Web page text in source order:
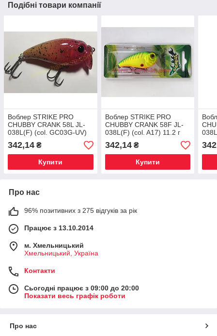
Подібні товари компанії
Воблер STRIKE PRO
CHUBBY CRANK 58L JL-
038L(F) (col. GC03G-UV)
11.2 г
342,14 ₴
Купити
Воблер STRIKE PRO
CHUBBY CRANK 58F JL-
038L(F) (col. A17) 11.2 г
342,14₴
Купити
Про нас
96% позитивних з 275 відгуків за рік
Працює з 13.10.2014
м. Хмельницький
Хмельницький, Україна
Контакти
Сьогодні працює з 09:00 до 20:00
Показати весь графік роботи
Про нас